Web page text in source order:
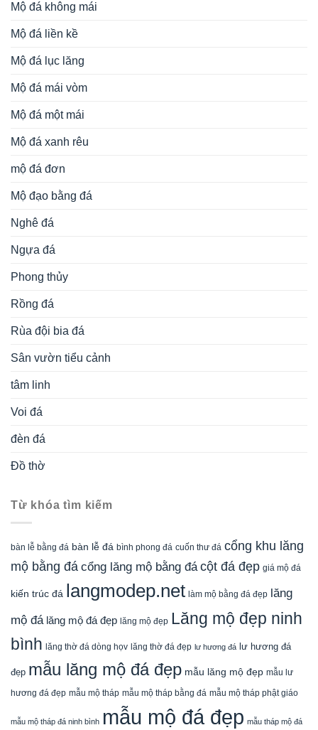
Mộ đá không mái
Mộ đá liền kề
Mộ đá lục lăng
Mộ đá mái vòm
Mộ đá một mái
Mộ đá xanh rêu
mộ đá đơn
Mộ đạo bằng đá
Nghê đá
Ngựa đá
Phong thủy
Rồng đá
Rùa đội bia đá
Sân vườn tiểu cảnh
tâm linh
Voi đá
đèn đá
Đồ thờ
Từ khóa tìm kiếm
bàn lễ bằng đá bàn lễ đá bình phong đá cuốn thư đá cổng khu lăng
mộ bằng đá cổng lăng mộ bằng đá cột đá đẹp giá mộ đá
kiến trúc đá langmodep.net làm mộ bằng đá đẹp lăng
mộ đá lăng mộ đá đẹp lăng mộ đẹp Lăng mộ đẹp ninh
bình lăng thờ đá dòng họv lăng thờ đá đẹp lư hương đá lư hương đá
đẹp mẫu lăng mộ đá đẹp mẫu lăng mộ đẹp mẫu lư
hương đá đẹp mẫu mộ tháp mẫu mộ tháp bằng đá mẫu mộ tháp phật giáo
mẫu mộ tháp đá ninh bình mẫu mộ đá đẹp mẫu tháp mộ đá